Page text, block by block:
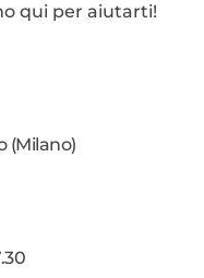
qui per aiutarti!
(Milano)